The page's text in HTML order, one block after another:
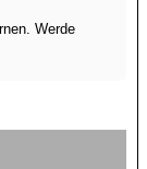
Werde